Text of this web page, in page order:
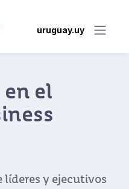
uruguay.uy
en el
líderes y ejecutivos